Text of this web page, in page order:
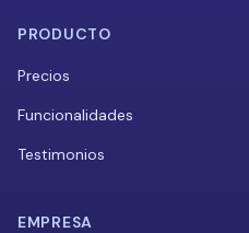
PRODUCTO
Precios
Funcionalidades
Testimonios
EMPRESA